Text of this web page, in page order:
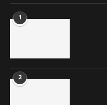
1
2